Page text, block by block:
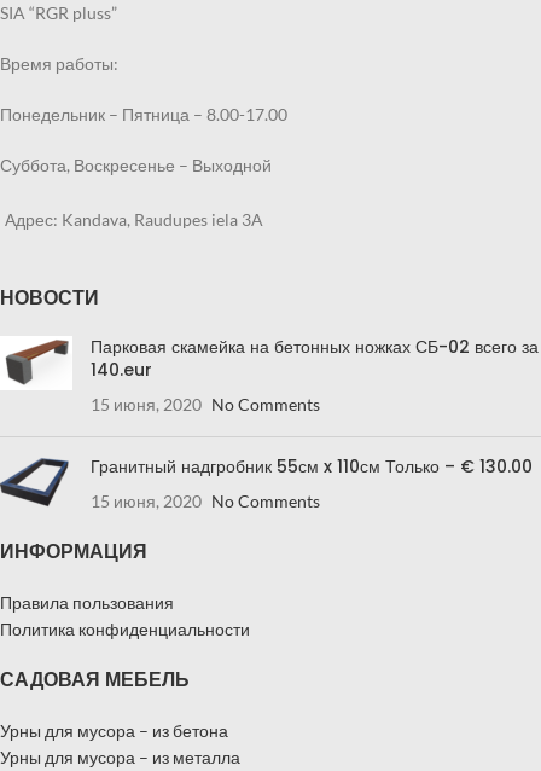
SIA “RGR pluss”
Время работы:
Понедельник – Пятница – 8.00-17.00
Суббота, Воскресенье – Выходной
Адрес: Kandava, Raudupes iela 3A
НОВОСТИ
Парковая скамейка на бетонных ножках СБ-02 всего за
140.eur
15 июня, 2020 No Comments
Гранитный надгробник 55см x 110см Только – € 130.00
15 июня, 2020 No Comments
ИНФОРМАЦИЯ
Правила пользования
Политика конфиденциальности
САДОВАЯ МЕБЕЛЬ
Урны для мусора – из бетона
Урны для мусора – из металла